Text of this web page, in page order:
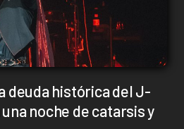
deuda histórica del J-
noche de catarsis y